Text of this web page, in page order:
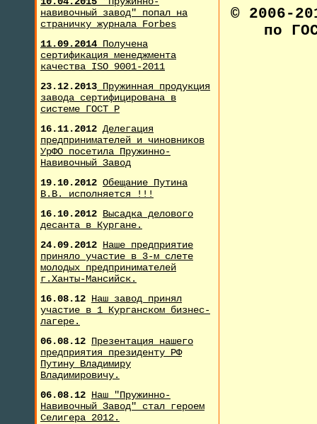
навивочный завод" попал на
страничку журнала Forbes
11.09.2014 Получена
сертификация менеджмента
качества ISO 9001-2011
23.12.2013 Пружинная продукция
завода сертифицирована в
системе ГОСТ Р
16.11.2012 Делегация
предпринимателей и чиновников
УрФО посетила Пружинно-
Навивочный Завод
19.10.2012 Обещание Путина
В.В. исполняется !!!
16.10.2012 Высадка делового
десанта в Кургане.
24.09.2012 Наше предприятие
приняло участие в 3-м слете
молодых предпринимателей
г.Ханты-Мансийск.
16.08.12 Наш завод принял
участие в 1 Курганском бизнес-
лагере.
06.08.12 Презентация нашего
предприятия президенту РФ
Путину Владимиру
Владимировичу.
06.08.12 Наш "Пружинно-
Навивочный Завод" стал героем
Селигера 2012.
© 2006-
по